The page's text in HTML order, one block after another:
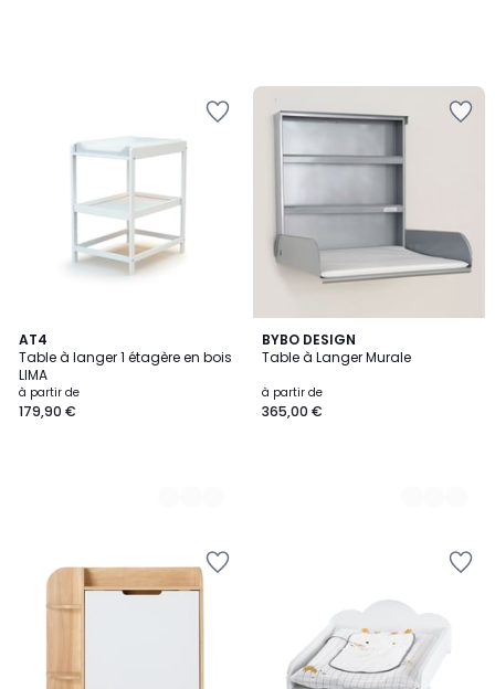
AT4
Table à langer 1 étagère en bois
LIMA
à partir de
179,90 €
2
Couleurs
BYBO DESIGN
Table à Langer Murale
à partir de
365,00 €
6
Couleurs